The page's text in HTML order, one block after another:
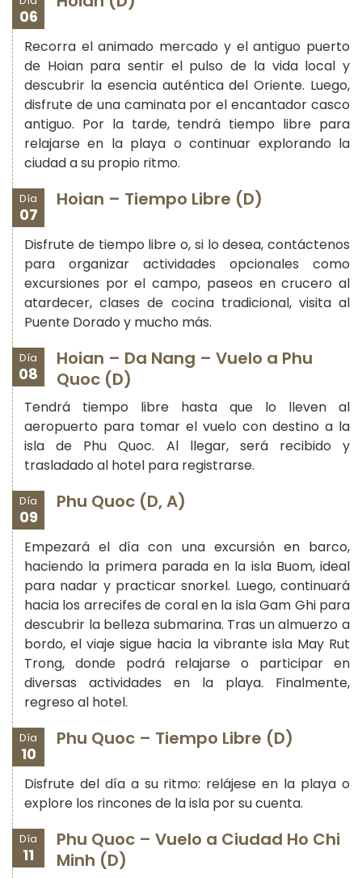
06
Recorra el animado mercado y el antiguo puerto
de Hoian para sentir el pulso de la vida local y
descubrir la esencia auténtica del Oriente. Luego,
disfrute de una caminata por el encantador casco
antiguo. Por la tarde, tendrá tiempo libre para
relajarse en la playa o continuar explorando la
ciudad a su propio ritmo.
Día
07
Hoian – Tiempo Libre (D)
Disfrute de tiempo libre o, si lo desea, contáctenos
para organizar actividades opcionales como
excursiones por el campo, paseos en crucero al
atardecer, clases de cocina tradicional, visita al
Puente Dorado y mucho más.
Día
08
Hoian – Da Nang – Vuelo a Phu
Quoc (D)
Tendrá tiempo libre hasta que lo lleven al
aeropuerto para tomar el vuelo con destino a la
isla de Phu Quoc. Al llegar, será recibido y
trasladado al hotel para registrarse.
Día
09
Phu Quoc (D, A)
Empezará el día con una excursión en barco,
haciendo la primera parada en la isla Buom, ideal
para nadar y practicar snorkel. Luego, continuará
hacia los arrecifes de coral en la isla Gam Ghi para
descubrir la belleza submarina. Tras un almuerzo a
bordo, el viaje sigue hacia la vibrante isla May Rut
Trong, donde podrá relajarse o participar en
diversas actividades en la playa. Finalmente,
regreso al hotel.
Día
10
Phu Quoc – Tiempo Libre (D)
Disfrute del día a su ritmo: relájese en la playa o
explore los rincones de la isla por su cuenta.
Día
11
Phu Quoc – Vuelo a Ciudad Ho Chi
Minh (D)